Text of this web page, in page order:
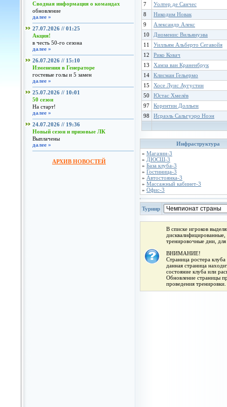
Сводная информация о командах
обновление
далее »
27.07.2026 // 01:25
Акция!
в честь 50-го сезона
далее »
26.07.2026 // 15:10
Изменения в Генераторе
гостевые голы и 5 замен
далее »
25.07.2026 // 10:01
50 сезон
На старт!
далее »
24.07.2026 // 19:36
Новый сезон и призовые ЛК
Выплачены
далее »
АРХИВ НОВОСТЕЙ
7
Уолтер де Санчес
8
Никодим Новак
9
Александр Алекс
10
Диоменис Вильянуэва
11
Уилльям Альберто Сегавойя
12
Рико Ковач
13
Хамза ван Краненбрук
14
Клисман Гельермо
15
Хосе Луис Аугустин
50
Юстас Хмелёв
97
Корентин Долльен
98
Исраэль Сальгуэро Ноэн
Инфраструктура
» Магазин-3
» ДЮСШ-3
» База клуба-3
» Гостиница-3
» Автостоянка-3
» Массажный кабинет-3
» Офис-3
Турнир
В списке игроков
тренировочные дни,
ВНИМАНИЕ!
Страница ростера
данная страница
состояние клуба или
Обновление страницы
проведения тренировки.